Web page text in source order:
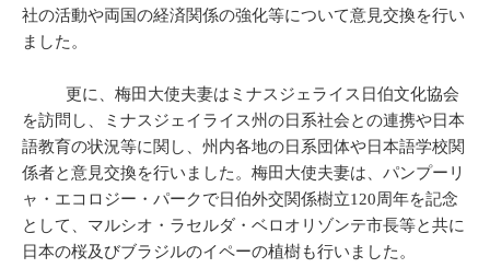
社の活動や両国の経済関係の強化等について意見交換を行い
ました。
更に、梅田大使夫妻はミナスジェライス日伯文化協会
を訪問し、ミナスジェイライス州の日系社会との連携や日本
語教育の状況等に関し、州内各地の日系団体や日本語学校関
係者と意見交換を行いました。梅田大使夫妻は、パンプーリ
ャ・エコロジー・パークで日伯外交関係樹立120周年を記念
として、マルシオ・ラセルダ・ベロオリゾンテ市長等と共に
日本の桜及びブラジルのイペーの植樹も行いました。